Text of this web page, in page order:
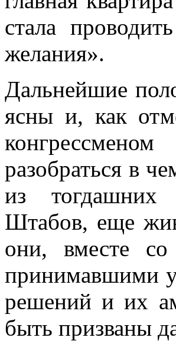
стала
желания».
Дальнейшие
ясны и, как
разобраться в
из тогдашних
Штабов, еще
они, вместе
принимавшими
решений и их
быть призваны